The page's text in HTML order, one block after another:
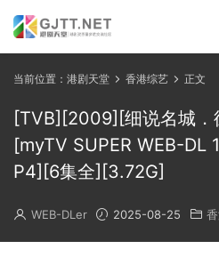
当前位置： 港剧天堂 香港综艺 正文
[TVB][2009][细说名城．
[myTV SUPER WEB-DL
P4][6集全][3.72G]
WEB-DLer 2025-08-25